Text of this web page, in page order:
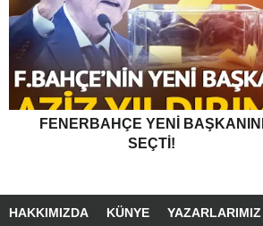
FENERBAHÇE YENI BAŞKANINI
SEÇTI!
HAKKIMIZDA KÜNYE YAZARLARIMIZ